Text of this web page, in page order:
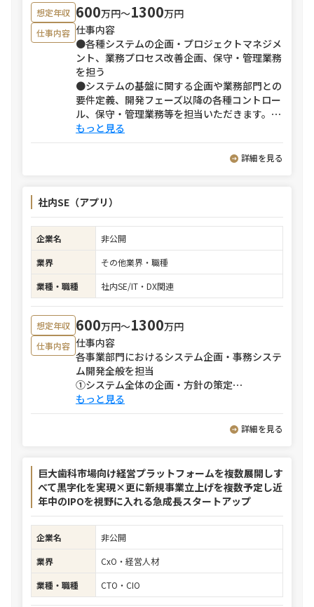
想定年収 600万円〜1300万円
仕事内容 仕事内容
●各種システムの企画・プロジェクトマネジメ
ント、業務プロセス改善企画、保守・管理業務
を担う
●システムの基盤に関する企画や業務部門との
要件定義、開発フェーズ以降の各種コントロー
ル、保守・管理業務等を担当いただきます。 ⋯
もっと見る
詳細を見る
社内SE（アプリ）
企業名
非公開
業界
その他業界・職種
業種・職種
社内SE/IT・DX関連
想定年収 600万円〜1300万円
仕事内容 仕事内容
各事業部門におけるシステム企画・事務システ
ム開発全般を担当
①システム全体の企画・方針の策定⋯
もっと見る
詳細を見る
巨大歯科市場向け経営プラットフォームを複数展開しす
べて黒字化を実現×更に新規事業立上げを複数予定し近
年中のIPOを視野に入れる急成長スタートアップ
企業名
非公開
業界
CxO・経営人材
業種・職種
CTO・CIO